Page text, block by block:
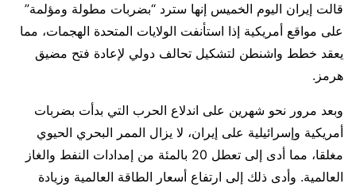
قالت إيران اليوم الخميس إنها سترد “بضربات مطولة ومؤلمة”
على مواقع أمريكية إذا استأنفت الولايات المتحدة الهجمات، مما
يعقد خطط واشنطن لتشكيل تحالف دولي لإعادة فتح مضيق ​
هرمز.
وبعد مرور نحو شهرين على اندلاع الحرب التي بدأت بضربات
أمريكية وإسرائيلية على إيران، لا يزال الممر البحري الحيوي
مغلقا، مما أدى إلى تعطل 20 بالمئة من إمدادات ‌النفط والغاز
العالمية. وأدى ذلك إلى ارتفاع أسعار الطاقة العالمية وزيادة